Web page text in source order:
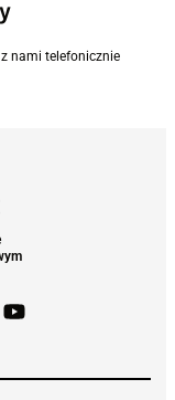
nami telefonicznie